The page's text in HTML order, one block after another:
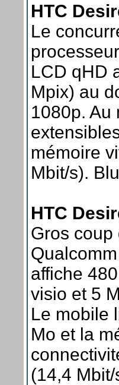
HTC
Le
LCD qHD
Mpix) au
1080p. Au
mémoire
Mbit/s).
HTC
Gros
affiche
visio et 5
Le mobile
Mo et la
(14,4